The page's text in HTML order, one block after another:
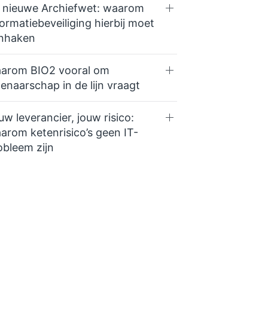
nieuwe Archiefwet: waarom
hierbij moet
BIO2 vooral om
in de lijn vraagt
leverancier, jouw risico:
ketenrisico’s geen IT-
zijn